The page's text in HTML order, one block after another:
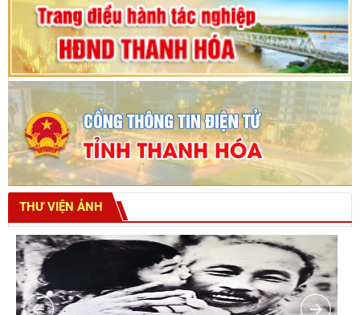
THƯ VIỆN ẢNH